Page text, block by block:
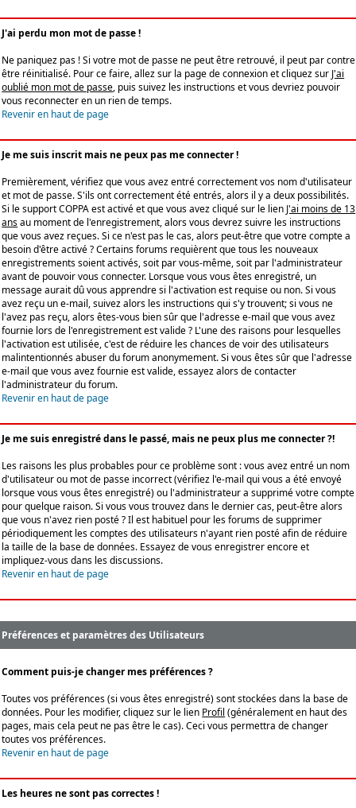
J'ai perdu mon mot de passe !
Ne paniquez pas ! Si votre mot de passe ne peut être retrouvé, il peut par contre
être réinitialisé. Pour ce faire, allez sur la page de connexion et cliquez sur J'ai
oublié mon mot de passe, puis suivez les instructions et vous devriez pouvoir
vous reconnecter en un rien de temps.
Revenir en haut de page
Je me suis inscrit mais ne peux pas me connecter !
Premièrement, vérifiez que vous avez entré correctement vos nom d'utilisateur
et mot de passe. S'ils ont correctement été entrés, alors il y a deux possibilités.
Si le support COPPA est activé et que vous avez cliqué sur le lien J'ai moins de 13
ansau moment de l'enregistrement, alors vous devrez suivre les instructions
que vous avez reçues. Si ce n'est pas le cas, alors peut-être que votre compte a
besoin d'être activé ? Certains forums requièrent que tous les nouveaux
enregistrements soient activés, soit par vous-même, soit par l'administrateur
avant de pouvoir vous connecter. Lorsque vous vous êtes enregistré, un
message aurait dû vous apprendre si l'activation est requise ou non. Si vous
avez reçu un e-mail, suivez alors les instructions qui s'y trouvent; si vous ne
l'avez pas reçu, alors êtes-vous bien sûr que l'adresse e-mail que vous avez
fournie lors de l'enregistrement est valide ? L'une des raisons pour lesquelles
l'activation est utilisée, c'est de réduire les chances de voir des utilisateurs
malintentionnés abuser du forum anonymement. Si vous êtes sûr que l'adresse
e-mail que vous avez fournie est valide, essayez alors de contacter
l'administrateur du forum.
Revenir en haut de page
Je me suis enregistré dans le passé, mais ne peux plus me connecter ?!
Les raisons les plus probables pour ce problème sont : vous avez entré un nom
d'utilisateur ou mot de passe incorrect (vérifiez l'e-mail qui vous a été envoyé
lorsque vous vous êtes enregistré) ou l'administrateur a supprimé votre compte
pour quelque raison. Si vous vous trouvez dans le dernier cas, peut-être alors
que vous n'avez rien posté ? Il est habituel pour les forums de supprimer
périodiquement les comptes des utilisateurs n'ayant rien posté afin de réduire
la taille de la base de données. Essayez de vous enregistrer encore et
impliquez-vous dans les discussions.
Revenir en haut de page
Préférences et paramètres des Utilisateurs
Comment puis-je changer mes préférences ?
Toutes vos préférences (si vous êtes enregistré) sont stockées dans la base de
données. Pour les modifier, cliquez sur le lien Profil (généralement en haut des
pages, mais cela peut ne pas être le cas). Ceci vous permettra de changer
toutes vos préférences.
Revenir en haut de page
Les heures ne sont pas correctes !